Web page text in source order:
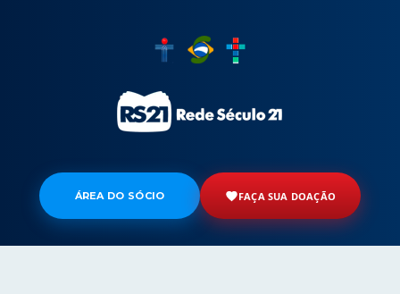
ÁREA DO SÓCIO FAÇA SUA DOAÇÃO